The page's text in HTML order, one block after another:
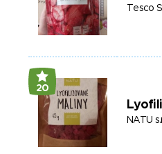
Tesco
20
NATU